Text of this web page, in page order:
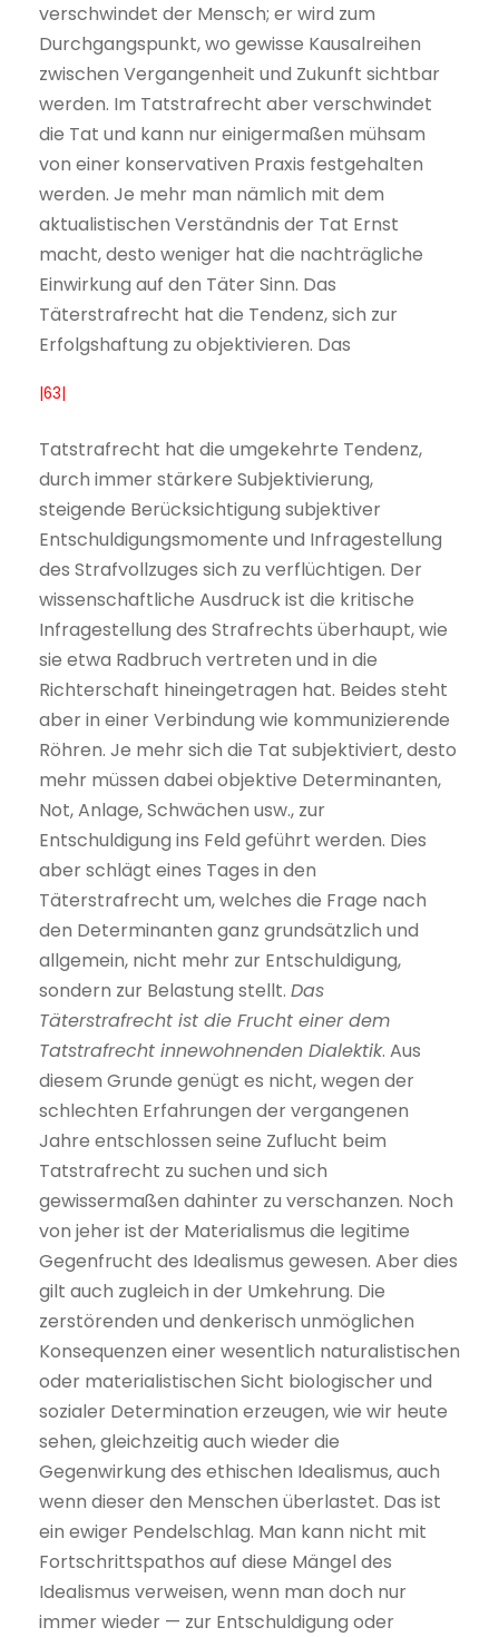
verschwindet der Mensch; er wird zum
Durchgangspunkt, wo gewisse Kausalreihen
zwischen Vergangenheit und Zukunft sichtbar
werden. Im Tatstrafrecht aber verschwindet
die Tat und kann nur einigermaßen mühsam
von einer konservativen Praxis festgehalten
werden. Je mehr man nämlich mit dem
aktualistischen Verständnis der Tat Ernst
macht, desto weniger hat die nachträgliche
Einwirkung auf den Täter Sinn. Das
Täterstrafrecht hat die Tendenz, sich zur
Erfolgshaftung zu objektivieren. Das
|63|
Tatstrafrecht hat die umgekehrte Tendenz,
durch immer stärkere Subjektivierung,
steigende Berücksichtigung subjektiver
Entschuldigungsmomente und Infragestellung
des Strafvollzuges sich zu verflüchtigen. Der
wissenschaftliche Ausdruck ist die kritische
Infragestellung des Strafrechts überhaupt, wie
sie etwa Radbruch vertreten und in die
Richterschaft hineingetragen hat. Beides steht
aber in einer Verbindung wie kommunizierende
Röhren. Je mehr sich die Tat subjektiviert, desto
mehr müssen dabei objektive Determinanten,
Not, Anlage, Schwächen usw., zur
Entschuldigung ins Feld geführt werden. Dies
aber schlägt eines Tages in den
Täterstrafrecht um, welches die Frage nach
den Determinanten ganz grundsätzlich und
allgemein, nicht mehr zur Entschuldigung,
sondern zur Belastung stellt. Das
Täterstrafrecht ist die Frucht einer dem
Tatstrafrecht innewohnenden Dialektik. Aus
diesem Grunde genügt es nicht, wegen der
schlechten Erfahrungen der vergangenen
Jahre entschlossen seine Zuflucht beim
Tatstrafrecht zu suchen und sich
gewissermaßen dahinter zu verschanzen. Noch
von jeher ist der Materialismus die legitime
Gegenfrucht des Idealismus gewesen. Aber dies
gilt auch zugleich in der Umkehrung. Die
zerstörenden und denkerisch unmöglichen
Konsequenzen einer wesentlich naturalistischen
oder materialistischen Sicht biologischer und
sozialer Determination erzeugen, wie wir heute
sehen, gleichzeitig auch wieder die
Gegenwirkung des ethischen Idealismus, auch
wenn dieser den Menschen überlastet. Das ist
ein ewiger Pendelschlag. Man kann nicht mit
Fortschrittspathos auf diese Mängel des
Idealismus verweisen, wenn man doch nur
immer wieder — zur Entschuldigung oder